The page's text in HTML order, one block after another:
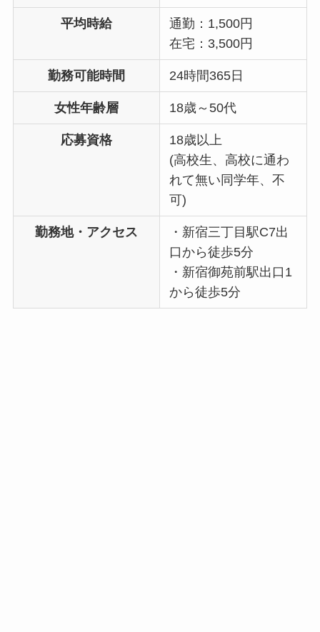
平均時給
通勤：1,500円
在宅：3,500円
勤務可能時間 24時間365日
女性年齢層 18歳～50代
応募資格
18歳以上
(高校生、高校に通わ
れて無い同学年、不
可)
勤務地・アクセス
・新宿三丁目駅C7出
口から徒歩5分
・新宿御苑前駅出口1
から徒歩5分